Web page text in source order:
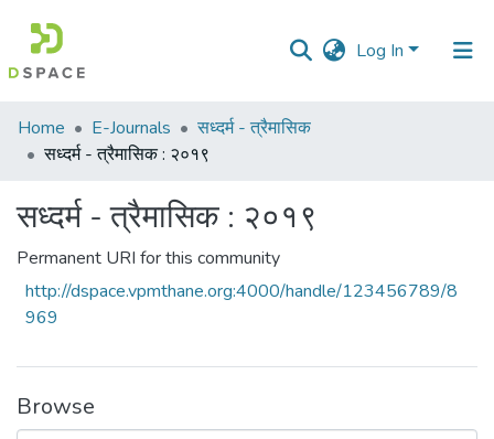
Log In
Communities
&
All of DSpace
Statistics
Home E-Journals
सध्दर्म - त्रैमासिक
सध्दर्म - त्रैमासिक : २०१९
सध्दर्म - त्रैमासिक : २०१९
Permanent URI for this community
http://dspace.vpmthane.org:4000/handle/123456789/8
969
Browse